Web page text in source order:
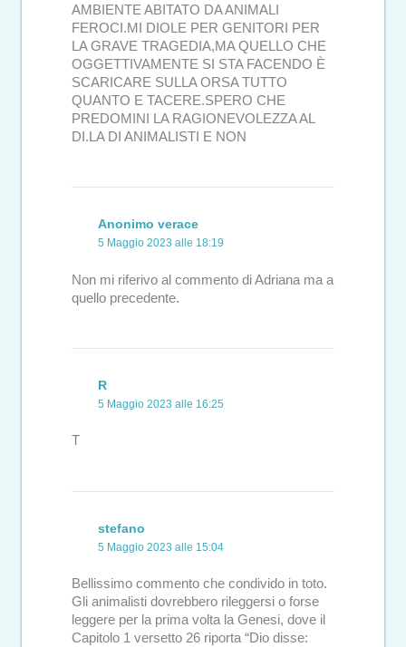
AMBIENTE ABITATO DA ANIMALI
FEROCI.MI DIOLE PER GENITORI PER
LA GRAVE TRAGEDIA,MA QUELLO CHE
OGGETTIVAMENTE SI STA FACENDO È
SCARICARE SULLA ORSA TUTTO
QUANTO E TACERE.SPERO CHE
PREDOMINI LA RAGIONEVOLEZZA AL
DI.LA DI ANIMALISTI E NON
Anonimo verace
5 Maggio 2023 alle 18:19
Non mi riferivo al commento di Adriana ma a
quello precedente.
R
5 Maggio 2023 alle 16:25
T
stefano
5 Maggio 2023 alle 15:04
Bellissimo commento che condivido in toto.
Gli animalisti dovrebbero rileggersi o forse
leggere per la prima volta la Genesi, dove il
Capitolo 1 versetto 26 riporta “Dio disse: